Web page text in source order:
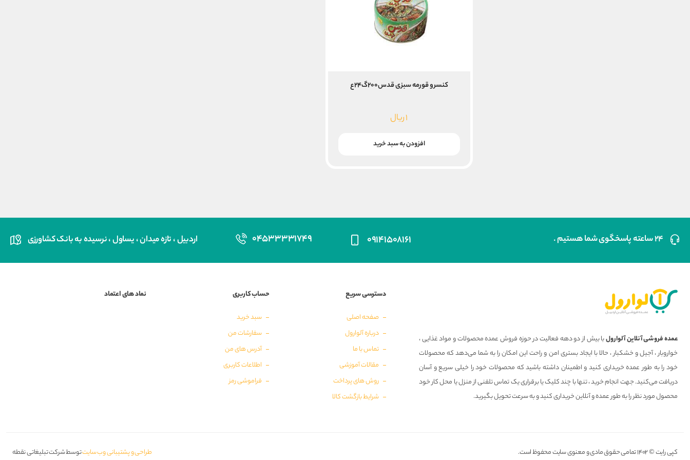
کنسرو قورمه سبزی قدس۲۰۰گ۲۴ع
۱ریال
افزودن به سبد خرید
۲۴ ساعته پاسخگوی شما هستیم . ۰۹۱۴۱۵۰۸۱۶۱ ۰۴۵۳۳۳۳۱۷۴۹ اردبیل ، تازه میدان ، یساول ، نرسیده به بانک کشاورزی
عمده فروشی آنلاین آلوارولبا بیش از دو دهه فعالیت در حوزه فروش عمده محصولات و مواد غذایی ،
خواروبار ، آجیل و خشکبار ، حالا با ایجاد بستری امن و راحت این امکان را به شما می‌دهد که محصولات
خود را به طور عمده خریداری کنید و اطمینان داشته باشید که محصولات خود را خیلی سریع و آسان
دریافت می‌کنید. جهت انجام خرید ، تنها با چند کلیک یا برقراری یک تماس تلفنی از منزل یا محل کار خود
محصول مورد نظر را به طور عمده و آنلاین خریداری کنید و به سرعت تحویل بگیرید.
دسترسی سریع
صفحه اصلی
درباره آلوارول
تماس با ما
مقالات آموزشی
روش های پرداخت
شرایط بازگشت کالا
حساب کاربری
سبد خرید
سفارشات من
آدرس های من
اطلاعات کاربری
فراموشی رمز
نماد های اعتماد
کپی رایت © ۱۴۰۲ تمامی حقوق مادی و معنوی سایت محفوظ است. طراحی و پشتیبانی وب سایتتوسط شرکت تبلیغاتی نقطه